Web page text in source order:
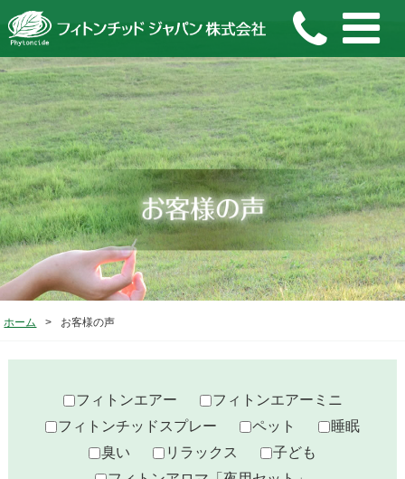
ホーム > お客様の声
フィトンエアー
フィトンエアーミニ
フィトンチッドスプレー
ペット
睡眠
臭い
リラックス
子ども